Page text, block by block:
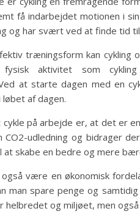
få indarbejdet motionen i
og har svært ved at finde tid
træningsform kan cykling
fysisk aktivitet som
at starte dagen med en
af dagen.
cykle på arbejde er, at det er
CO2-udledning og bidrager
skabe en bedre og mere
også være en økonomisk
man spare penge og
helbredet og miljøet, men